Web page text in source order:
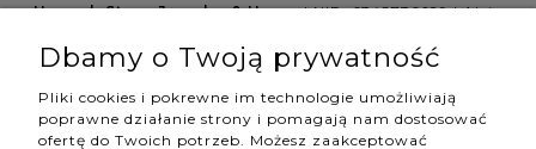
Hannah Store Jewelry & Home| NIP: 6342736629 | Aleja
shop@hannahstore.pl
Dbamy o Twoją prywatność
Pliki cookies i pokrewne im technologie umożliwiają
poprawne działanie strony i pomagają nam dostosować
ofertę do Twoich potrzeb. Możesz zaakceptować